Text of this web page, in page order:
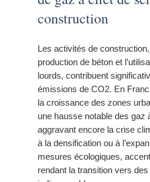
construction
Les activités de
production de béton et
lourds, contribuent
émissions de CO2. En
la croissance des zones
une hausse notable des gaz
aggravant encore la crise
à la densification ou à
mesures écologiques,
rendant la transition vers